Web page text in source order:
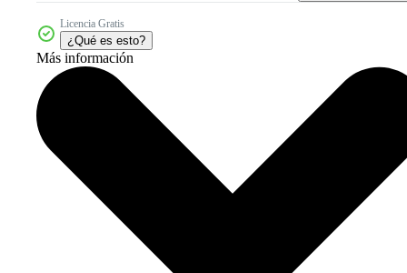
Licencia Gratis
¿Qué es esto?
Más información